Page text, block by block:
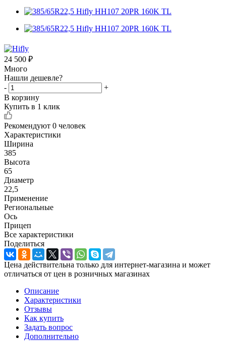
24 500 ₽
Много
Нашли дешевле?
-
+
В корзину
Купить в 1 клик
Рекомендуют 0 человек
Характеристики
Ширина
385
Высота
65
Диаметр
22,5
Применение
Региональные
Ось
Прицеп
Все характеристики
Поделиться
Цена действительна только для интернет-магазина и может
отличаться от цен в розничных магазинах
Описание
Характеристики
Отзывы
Как купить
Задать вопрос
Дополнительно